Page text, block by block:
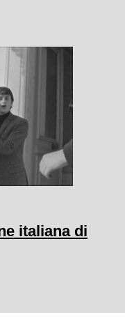
italiana di